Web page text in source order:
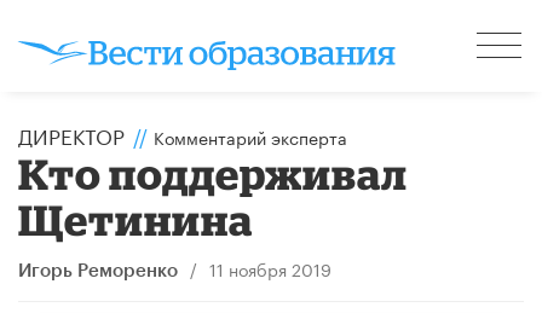
ДИРЕКТОР // Комментарий эксперта
Кто поддерживал
Щетинина
Игорь Реморенко / 11 ноября 2019